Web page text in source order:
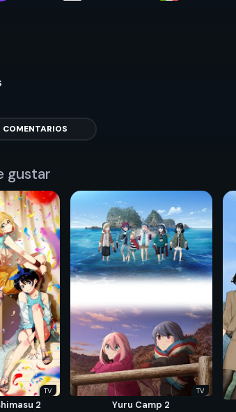
COMENTARIOS
gustar
TV
2
TV
Yuru Camp 2